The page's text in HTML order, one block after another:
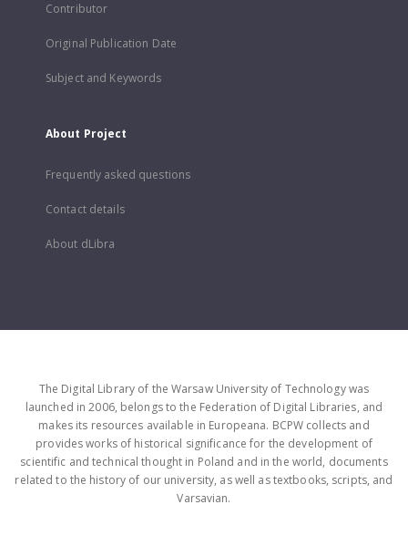
Contributor
Original Publication Date
Subject and Keywords
About Project
Frequently asked questions
Contact details
About dLibra
The Digital Library of the Warsaw University of Technology was
launched in 2006, belongs to the Federation of Digital Libraries, and
makes its resources available in Europeana. BCPW collects and
provides works of historical significance for the development of
scientific and technical thought in Poland and in the world, documents
related to the history of our university, as well as textbooks, scripts, and
Varsavian.